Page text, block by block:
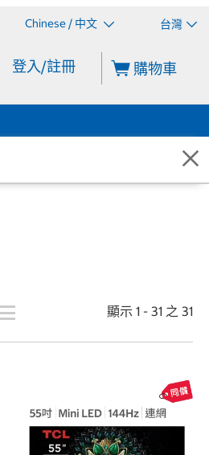
Chinese / 中文 台灣
登入/註冊 購物車
顯示 1 - 31 之 31